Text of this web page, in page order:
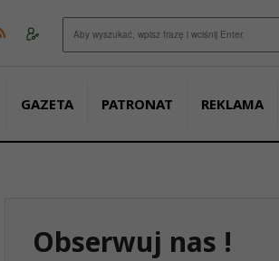
GAZETA PATRONAT REKLAMA
Obserwuj nas !